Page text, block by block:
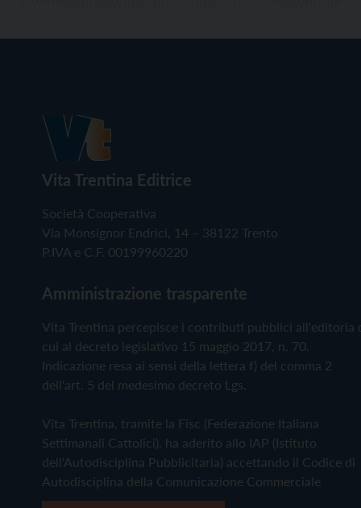
Vita Trentina Editrice
Società Cooperativa
Via Monsignor Endrici, 14 – 38122 Trento
P.IVA e C.F. 00199960220
Amministrazione trasparente
Vita Trentina percepisce i contributi pubblici all'editoria
cui al decreto legislativo 15 maggio 2017, n. 70.
Indicazione resa ai sensi della lettera f) del comma 2
dell'art. 5 del medesimo decreto Lgs.
Vita Trentina, tramite la Fisc (Federazione Italiana
Settimanali Cattolici), ha aderito allo IAP (Istituto
dell'Autodisciplina Pubblicitaria) accettando il Codice di
Autodisciplina della Comunicazione Commerciale